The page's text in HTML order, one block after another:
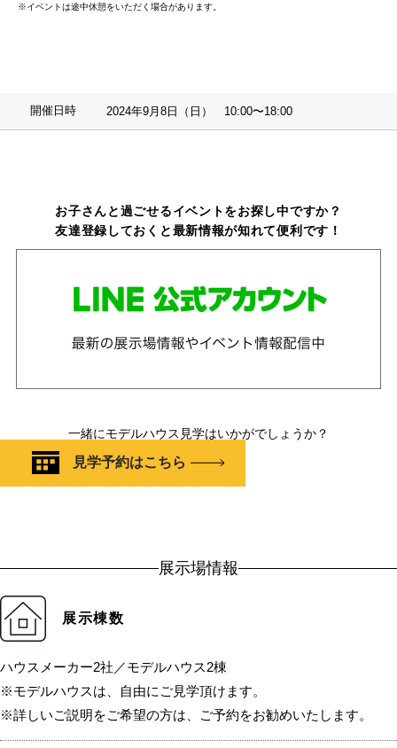
※イベントは途中休憩をいただく場合があります。
開催日時 2024年9月8日（日） 10:00〜18:00
お子さんと過ごせるイベントをお探し中ですか？
友達登録しておくと最新情報が知れて便利です！
一緒にモデルハウス見学はいかがでしょうか？
見学予約はこちら
展示場情報
展示棟数
ハウスメーカー2社／モデルハウス2棟
※モデルハウスは、自由にご見学頂けます。
※詳しいご説明をご希望の方は、ご予約をお勧めいたします。